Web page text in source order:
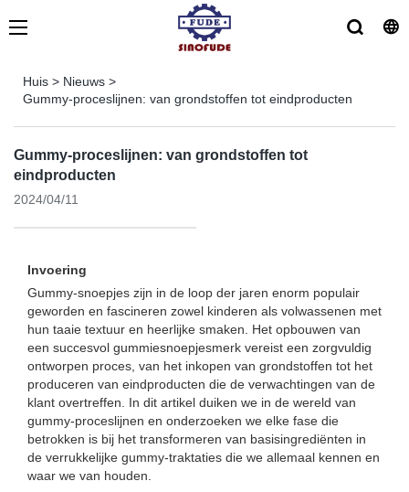
Huis > Nieuws >
Gummy-proceslijnen: van grondstoffen tot eindproducten
Gummy-proceslijnen: van grondstoffen tot
eindproducten
2024/04/11
Invoering
Gummy-snoepjes zijn in de loop der jaren enorm populair
geworden en fascineren zowel kinderen als volwassenen met
hun taaie textuur en heerlijke smaken. Het opbouwen van
een succesvol gummiesnoepjesmerk vereist een zorgvuldig
ontworpen proces, van het inkopen van grondstoffen tot het
produceren van eindproducten die de verwachtingen van de
klant overtreffen. In dit artikel duiken we in de wereld van
gummy-proceslijnen en onderzoeken we elke fase die
betrokken is bij het transformeren van basisingrediënten in
de verrukkelijke gummy-traktaties die we allemaal kennen en
waar we van houden.